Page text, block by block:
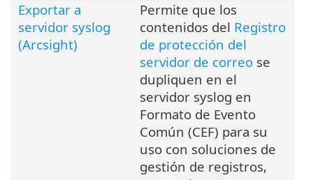
Exportar a
servidor syslog
(Arcsight)
Permite que los
contenidos del Registro
de protección del
servidor de correo se
dupliquen en el
servidor syslog en
Formato de Evento
Común (CEF) para su
uso con soluciones de
gestión de registros,